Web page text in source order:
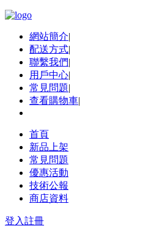
網站簡介|
配送方式|
聯繫我們|
用戶中心|
常見問題|
查看購物車|
首頁
新品上架
常見問題
優惠活動
技術公報
商店資料
登入註冊